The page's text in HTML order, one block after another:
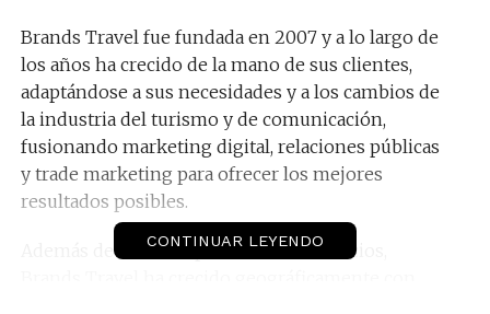
Brands Travel fue fundada en 2007 y a lo largo de
los años ha crecido de la mano de sus clientes,
adaptándose a sus necesidades y a los cambios de
la industria del turismo y de comunicación,
fusionando marketing digital, relaciones públicas
y trade marketing para ofrecer los mejores
resultados posibles.
Además de crecer el portafolio de servicios,
CONTINUAR LEYENDO